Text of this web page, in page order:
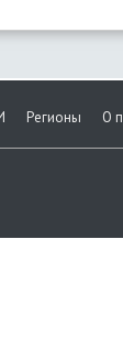
Регионы О